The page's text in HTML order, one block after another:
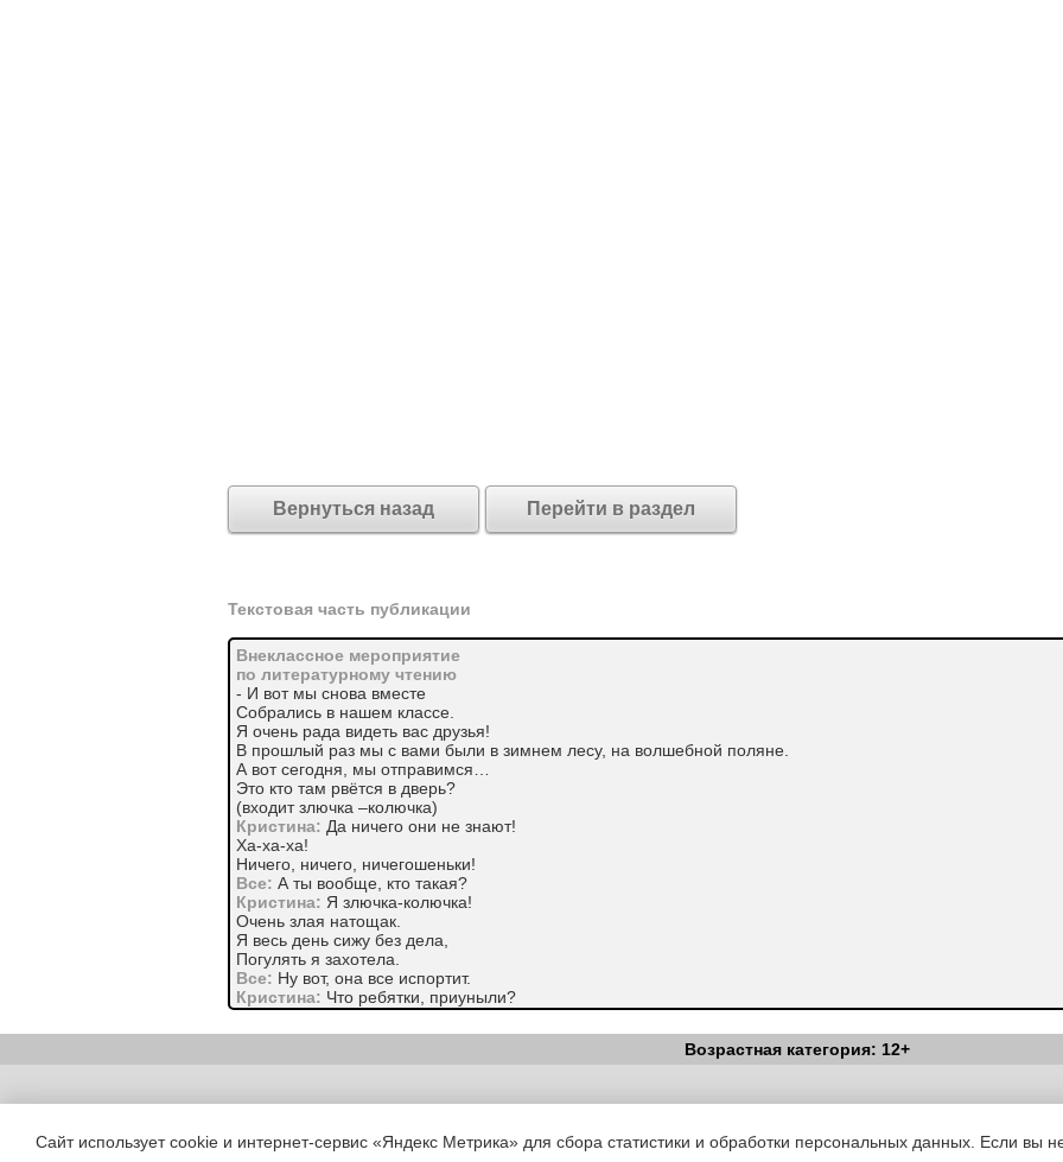
Вернуться назад Перейти в раздел
Текстовая часть публикации
Внеклассное мероприятие
по литературному чтению
- И вот мы снова вместе
Собрались в нашем классе.
Я очень рада видеть вас друзья!
В прошлый раз мы с вами были в зимнем лесу, на волшебной поляне.
А вот сегодня, мы отправимся…
Это кто там рвётся в дверь?
(входит злючка –колючка)
Кристина: Да ничего они не знают!
Ха-ха-ха!
Ничего, ничего, ничегошеньки!
Все: А ты вообще, кто такая?
Кристина: Я злючка-колючка!
Очень злая натощак.
Я весь день сижу без дела,
Погулять я захотела.
Все: Ну вот, она все испортит.
Кристина: Что ребятки, приуныли?
Испугались вы меня.
Я пригласила вам колючего ёжика.
Стоит без окон и дверей
Возрастная категория: 12+
Copyright (c) |Вестник Педагога|Об издании|Условия|Политика
Сайт использует cookie и интернет-сервис «Яндекс Метрика» для сбора статистики и обработки персональных данных. Если вы